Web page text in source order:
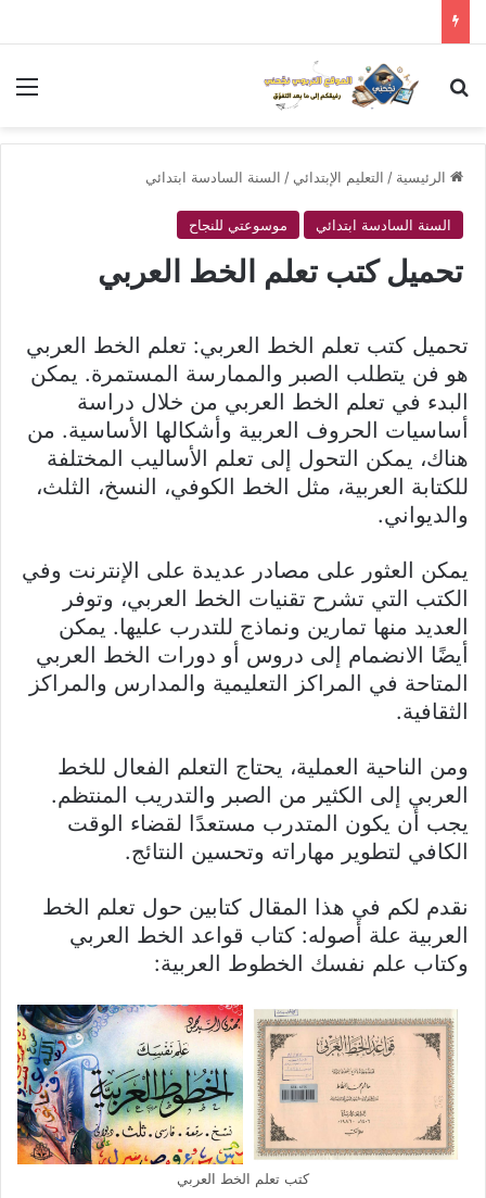
بحث عن
الرئيسية / التعليم الإبتدائي / السنة السادسة ابتدائي
السنة السادسة ابتدائي موسوعتي للنجاح
تحميل كتب تعلم الخط العربي
تحميل كتب تعلم الخط العربي: تعلم الخط العربي
هو فن يتطلب الصبر والممارسة المستمرة. يمكن
البدء في تعلم الخط العربي من خلال دراسة
أساسيات الحروف العربية وأشكالها الأساسية. من
هناك، يمكن التحول إلى تعلم الأساليب المختلفة
للكتابة العربية، مثل الخط الكوفي، النسخ، الثلث،
والديواني.
يمكن العثور على مصادر عديدة على الإنترنت وفي
الكتب التي تشرح تقنيات الخط العربي، وتوفر
العديد منها تمارين ونماذج للتدرب عليها. يمكن
أيضًا الانضمام إلى دروس أو دورات الخط العربي
المتاحة في المراكز التعليمية والمدارس والمراكز
الثقافية.
ومن الناحية العملية، يحتاج التعلم الفعال للخط
العربي إلى الكثير من الصبر والتدريب المنتظم.
يجب أن يكون المتدرب مستعدًا لقضاء الوقت
الكافي لتطوير مهاراته وتحسين النتائج.
نقدم لكم في هذا المقال كتابين حول تعلم الخط
العربية علة أصوله: كتاب قواعد الخط العربي
وكتاب علم نفسك الخطوط العربية:
كتب تعلم الخط العربي